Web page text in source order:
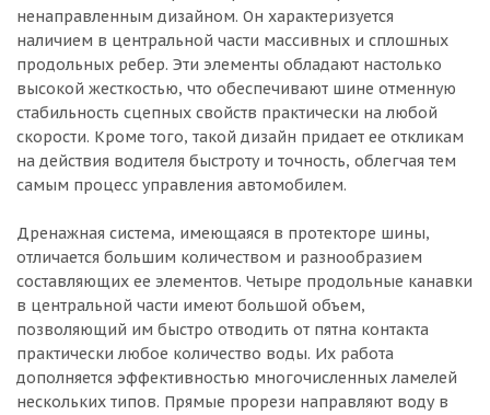
ненаправленным дизайном. Он характеризуется
наличием в центральной части массивных и сплошных
продольных ребер. Эти элементы обладают настолько
высокой жесткостью, что обеспечивают шине отменную
стабильность сцепных свойств практически на любой
скорости. Кроме того, такой дизайн придает ее откликам
на действия водителя быстроту и точность, облегчая тем
самым процесс управления автомобилем.
Дренажная система, имеющаяся в протекторе шины,
отличается большим количеством и разнообразием
составляющих ее элементов. Четыре продольные канавки
в центральной части имеют большой объем,
позволяющий им быстро отводить от пятна контакта
практически любое количество воды. Их работа
дополняется эффективностью многочисленных ламелей
нескольких типов. Прямые прорези направляют воду в